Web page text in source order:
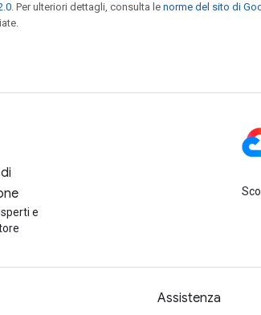
. Per ulteriori dettagli, consulta le norme del sito di
e
Assistenza